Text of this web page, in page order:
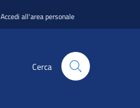
Accedi all'area personale
Cerca